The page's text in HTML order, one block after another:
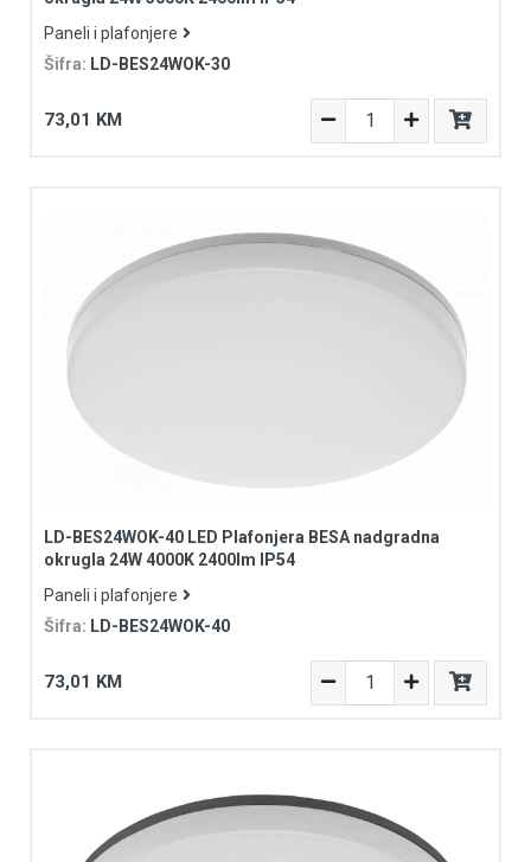
Paneli i plafonjere
Šifra: LD-BES24WOK-30
73,01 KM
LD-BES24WOK-40 LED Plafonjera BESA nadgradna
okrugla 24W 4000K 2400lm IP54
Paneli i plafonjere
Šifra: LD-BES24WOK-40
73,01 KM